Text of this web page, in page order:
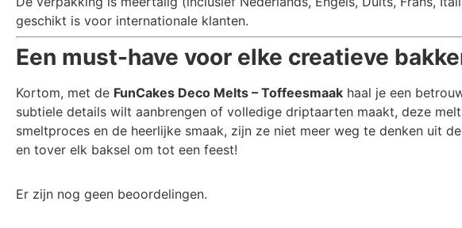
geschikt is voor internationale klanten.
Een must-have voor elke creatieve
Kortom, met de FunCakes Deco Melts – Toffeesmaak haal je een
subtiele details wilt aanbrengen of volledige driptaarten maakt, deze
smeltproces en de heerlijke smaak, zijn ze niet meer weg te denken uit
en tover elk baksel om tot een feest!
Er zijn nog geen beoordelingen.